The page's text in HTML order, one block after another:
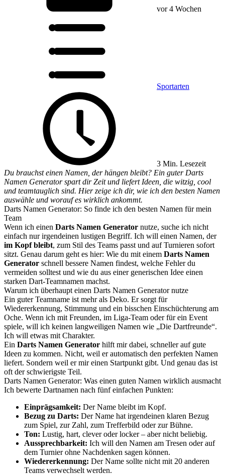
vor 4 Wochen
Sportarten
3 Min. Lesezeit
Du brauchst einen Namen, der hängen bleibt? Ein guter Darts
Namen Generator spart dir Zeit und liefert Ideen, die witzig, cool
und teamtauglich sind. Hier zeige ich dir, wie ich den besten Namen
auswähle und worauf es wirklich ankommt.
Darts Namen Generator: So finde ich den besten Namen für mein
Team
Wenn ich einen Darts Namen Generator nutze, suche ich nicht
einfach nur irgendeinen lustigen Begriff. Ich will einen Namen, der
im Kopf bleibt, zum Stil des Teams passt und auf Turnieren sofort
sitzt. Genau darum geht es hier: Wie du mit einem Darts Namen
Generator schnell bessere Namen findest, welche Fehler du
vermeiden solltest und wie du aus einer generischen Idee einen
starken Dart-Teamnamen machst.
Warum ich überhaupt einen Darts Namen Generator nutze
Ein guter Teamname ist mehr als Deko. Er sorgt für
Wiedererkennung, Stimmung und ein bisschen Einschüchterung am
Oche. Wenn ich mit Freunden, im Liga-Team oder für ein Event
spiele, will ich keinen langweiligen Namen wie „Die Dartfreunde“.
Ich will etwas mit Charakter.
Ein Darts Namen Generator hilft mir dabei, schneller auf gute
Ideen zu kommen. Nicht, weil er automatisch den perfekten Namen
liefert. Sondern weil er mir einen Startpunkt gibt. Und genau das ist
oft der schwierigste Teil.
Darts Namen Generator: Was einen guten Namen wirklich ausmacht
Ich bewerte Dartnamen nach fünf einfachen Punkten:
Einprägsamkeit: Der Name bleibt im Kopf.
Bezug zu Darts: Der Name hat irgendeinen klaren Bezug
zum Spiel, zur Zahl, zum Trefferbild oder zur Bühne.
Ton: Lustig, hart, clever oder locker – aber nicht beliebig.
Aussprechbarkeit: Ich will den Namen am Tresen oder auf
dem Turnier ohne Nachdenken sagen können.
Wiedererkennung: Der Name sollte nicht mit 20 anderen
Teams verwechselt werden.